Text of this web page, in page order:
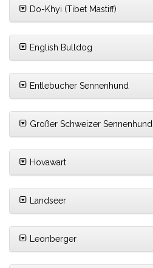
Do-Khyi (Tibet Mastiff)
English Bulldog
Entlebucher Sennenhund
Großer Schweizer Sennenhund
Hovawart
Landseer
Leonberger